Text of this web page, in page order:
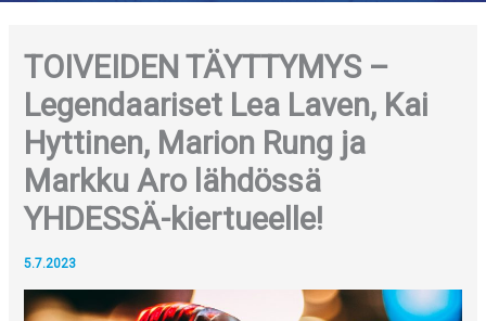
TOIVEIDEN TÄYTTYMYS –
Legendaariset Lea Laven, Kai
Hyttinen, Marion Rung ja
Markku Aro lähdössä
YHDESSÄ-kiertueelle!
5.7.2023